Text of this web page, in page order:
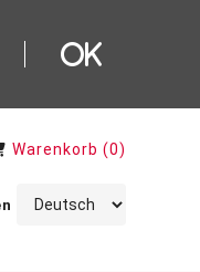
Warenkorb (0)